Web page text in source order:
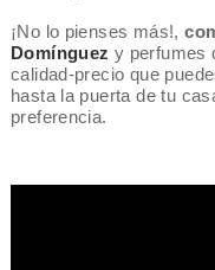
¡No lo pienses más!,
Domínguez y perfumes
calidad-precio que
hasta la puerta de tu
preferencia.